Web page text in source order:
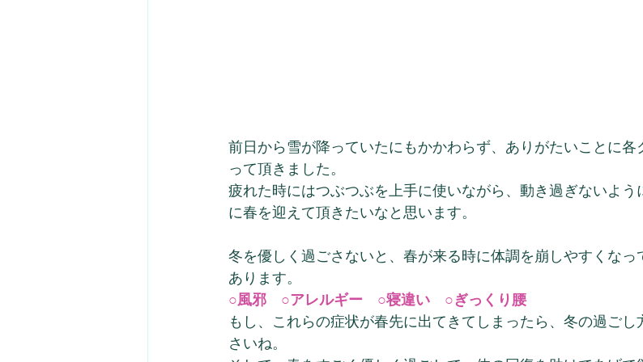
前日から雪が降っていたにもかかわらず、ありがたいことに各
って頂きました。
疲れた時にはつぶつぶを上手に使いながら、動き過ぎないよ
に春を迎えて頂きたいなと思います。
冬を優しく過ごさないと、春が来る時に体調を崩しやすくな
あります。
○風邪　○アレルギー　○寝違い　○ぎっくり腰
もし、これらの症状が春先に出てきてしまったら、冬の過ご
さいね。